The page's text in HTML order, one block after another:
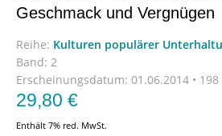
Geschmack und Vergnügen
Reihe: Kulturen populärer
Band: 2
Erscheinungsdatum: 01.06.2014 •
29,80 €
Enthält 7% red. MwSt.